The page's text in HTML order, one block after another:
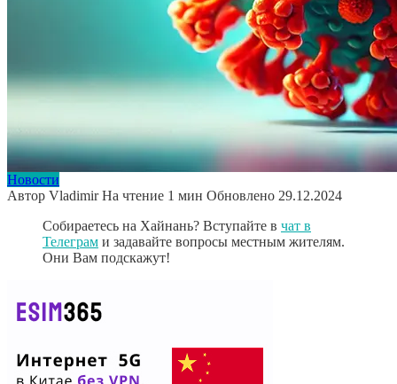
Новости
Автор Vladimir На чтение 1 мин Обновлено 29.12.2024
Собираетесь на Хайнань? Вступайте в чат в
Телеграм и задавайте вопросы местным жителям.
Они Вам подскажут!